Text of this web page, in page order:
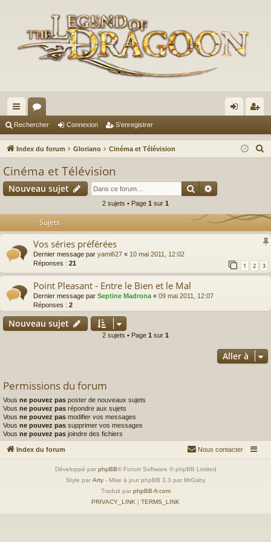
cc
ès
de
or
u ne nr
r
Rechercher Connexion S’enregistrer
Index du forum Gloriano Cinéma et Télévision
r
h
r
Cinéma et Télévision
Nouveau sujet Rechercher
2 sujets • Page 1 sur 1
Sujets
Vos séries préférées
Dernier message par yami627 « 10 mai 2011, 12:02
Réponses : 21 1 2 3
Point Pleasant - Entre le Bien et le Mal
Dernier message par Septine Madrona « 09 mai 2011, 12:07
Réponses : 2
Nouveau sujet
2 sujets • Page 1 sur 1
Aller à
Permissions du forum
Vous ne pouvez pas poster de nouveaux sujets
Vous ne pouvez pas répondre aux sujets
Vous ne pouvez pas modifier vos messages
Vous ne pouvez pas supprimer vos messages
Vous ne pouvez pas joindre des fichiers
Index du forum Nous contacter
Développé par phpBB® Forum Software © phpBB Limited
Style par Arty- Mise à jour phpBB 3.3 par MrGaby
Traduit par phpBB-fr.com
PRIVACY_LINK
TERMS_LINK